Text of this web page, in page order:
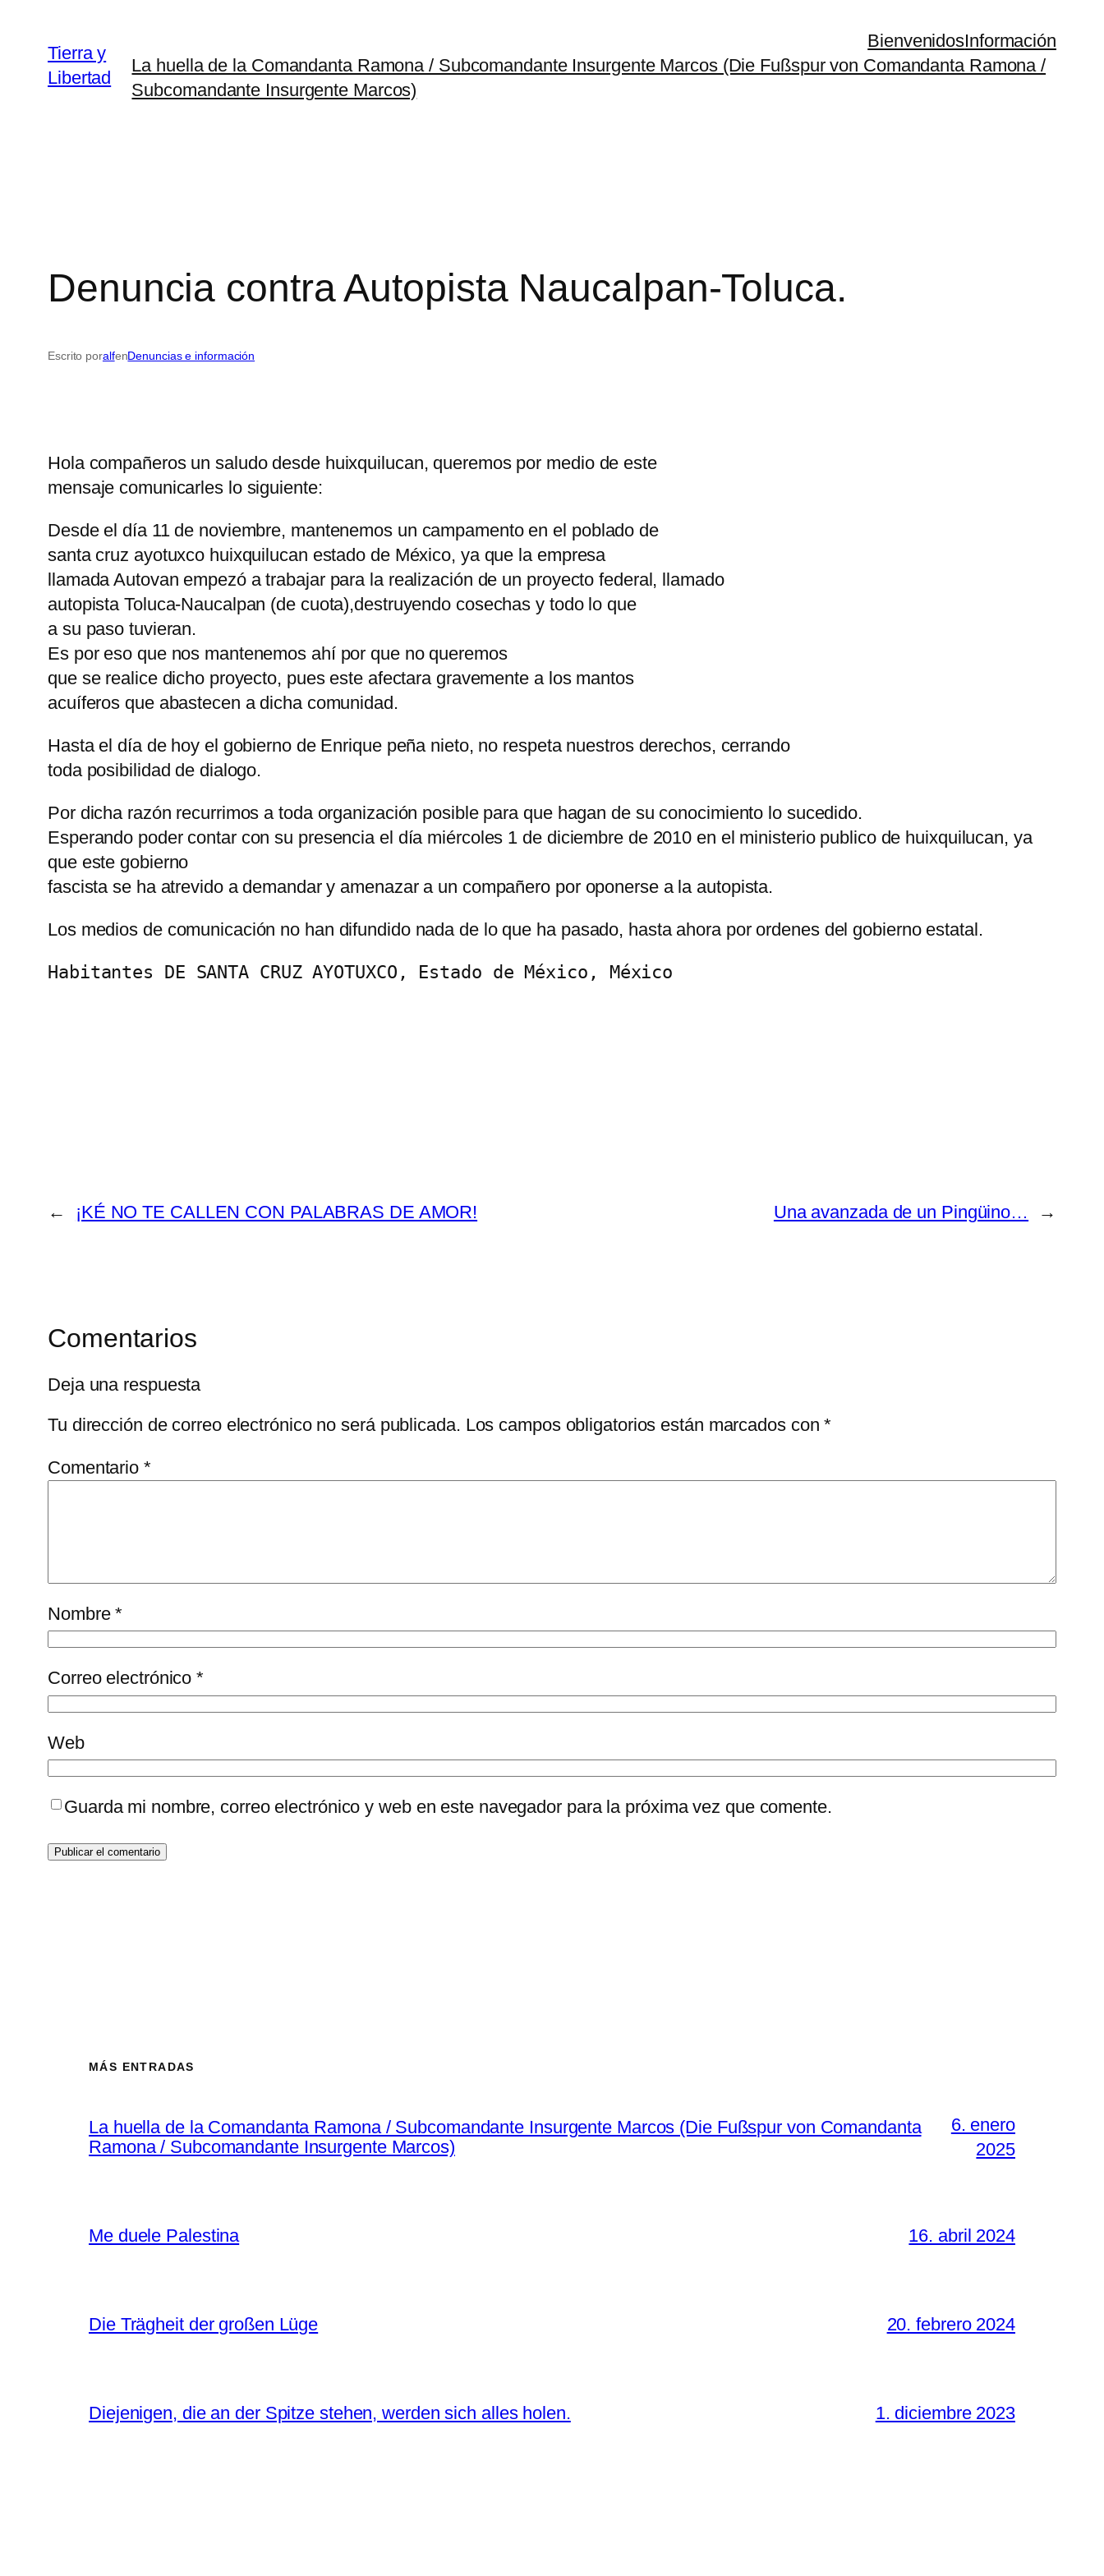
contenido
Tierra y
Libertad
BienvenidosInformación
La huella de la Comandanta Ramona / Subcomandante Insurgente Marcos (Die Fußspur von Comandanta Ramona /
Subcomandante Insurgente Marcos)
Denuncia contra Autopista Naucalpan-Toluca.
Escrito poralfenDenuncias e información
Hola compañeros un saludo desde huixquilucan, queremos por medio de este
mensaje comunicarles lo siguiente:
Desde el día 11 de noviembre, mantenemos un campamento en el poblado de
santa cruz ayotuxco huixquilucan estado de México, ya que la empresa
llamada Autovan empezó a trabajar para la realización de un proyecto federal, llamado
autopista Toluca-Naucalpan (de cuota),destruyendo cosechas y todo lo que
a su paso tuvieran.
Es por eso que nos mantenemos ahí por que no queremos
que se realice dicho proyecto, pues este afectara gravemente a los mantos
acuíferos que abastecen a dicha comunidad.
Hasta el día de hoy el gobierno de Enrique peña nieto, no respeta nuestros derechos, cerrando
toda posibilidad de dialogo.
Por dicha razón recurrimos a toda organización posible para que hagan de su conocimiento lo sucedido.
Esperando poder contar con su presencia el día miércoles 1 de diciembre de 2010 en el ministerio publico de huixquilucan, ya
que este gobierno
fascista se ha atrevido a demandar y amenazar a un compañero por oponerse a la autopista.
Los medios de comunicación no han difundido nada de lo que ha pasado, hasta ahora por ordenes del gobierno estatal.
Habitantes DE SANTA CRUZ AYOTUXCO, Estado de México, México
← ¡KÉ NO TE CALLEN CON PALABRAS DE AMOR! Una avanzada de un Pingüino… →
Comentarios
Deja una respuesta
Tu dirección de correo electrónico no será publicada. Los campos obligatorios están marcados con*
Comentario *
Nombre*
Correo electrónico*
Web
Guarda mi nombre, correo electrónico y web en este navegador para la próxima vez que comente.
MÁS ENTRADAS
La huella de la Comandanta Ramona / Subcomandante Insurgente Marcos (Die Fußspur von Comandanta
Ramona / Subcomandante Insurgente Marcos)
6. enero
2025
Me duele Palestina 16. abril 2024
Die Trägheit der großen Lüge 20. febrero 2024
Diejenigen, die an der Spitze stehen, werden sich alles holen. 1. diciembre 2023